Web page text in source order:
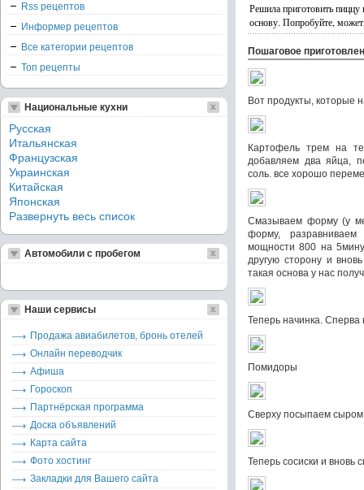
Решила приготовить
основу. Попробуйте,
Пошаговое
Вот продукты, которые
Картофель трем на
добавляем два яйца,
соль. все хорошо
Смазываем форму (у
форму,
мощности 800 на
другую сторону и
такая основа у нас
Теперь начинка. Сперва
Помидоры
Сверху посыпаем сыром
Теперь сосиски и вновь
Rss рецептов
Информер рецептов
Все категории рецептов
Топ рецепты
Национальные кухни
Русская
Итальянская
Французская
Украинская
Китайская
Японская
Развернуть весь список
Автомобили с пробегом
Наши сервисы
Продажа авиабилетов, бронь отелей
Онлайн переводчик
Афиша
Гороскоп
Партнёрская программа
Доска объявлений
Карта сайта
Фото хостинг
Закладки для Вашего сайта